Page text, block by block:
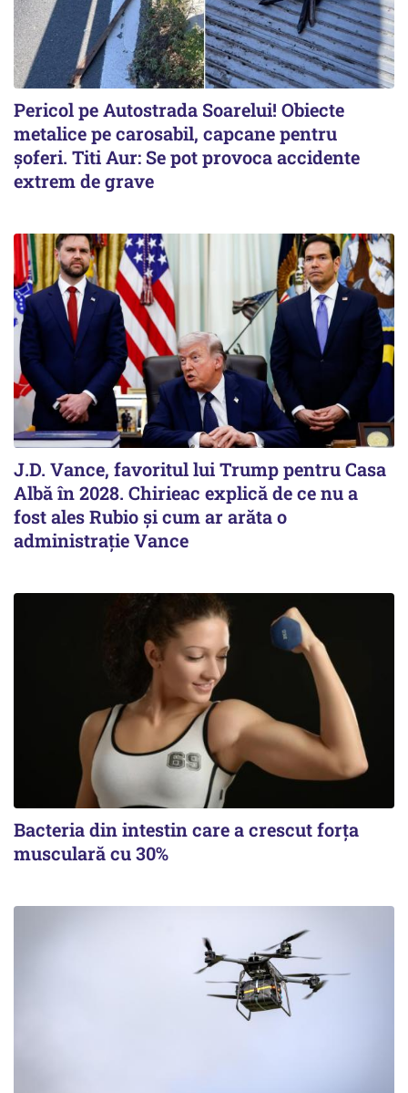
Pericol pe Autostrada Soarelui! Obiecte
metalice pe carosabil, capcane pentru
șoferi. Titi Aur: Se pot provoca accidente
extrem de grave
J.D. Vance, favoritul lui Trump pentru Casa
Albă în 2028. Chirieac explică de ce nu a
fost ales Rubio și cum ar arăta o
administrație Vance
Bacteria din intestin care a crescut forța
musculară cu 30%